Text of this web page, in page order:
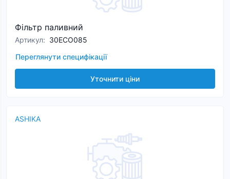
Фільтр паливний
Артикул: 30ECO085
Переглянути специфікації
Уточнити ціни
ASHIKA